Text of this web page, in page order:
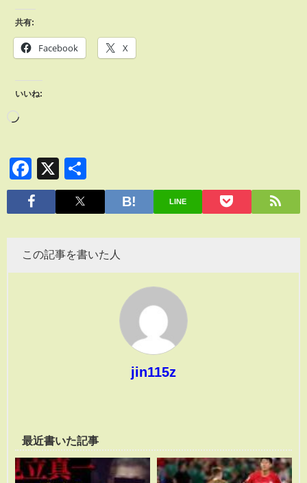
共有:
Facebook X
いいね:
Facebook
X
有
LINE
この記事を書いた人
jin115z
最近書いた記事